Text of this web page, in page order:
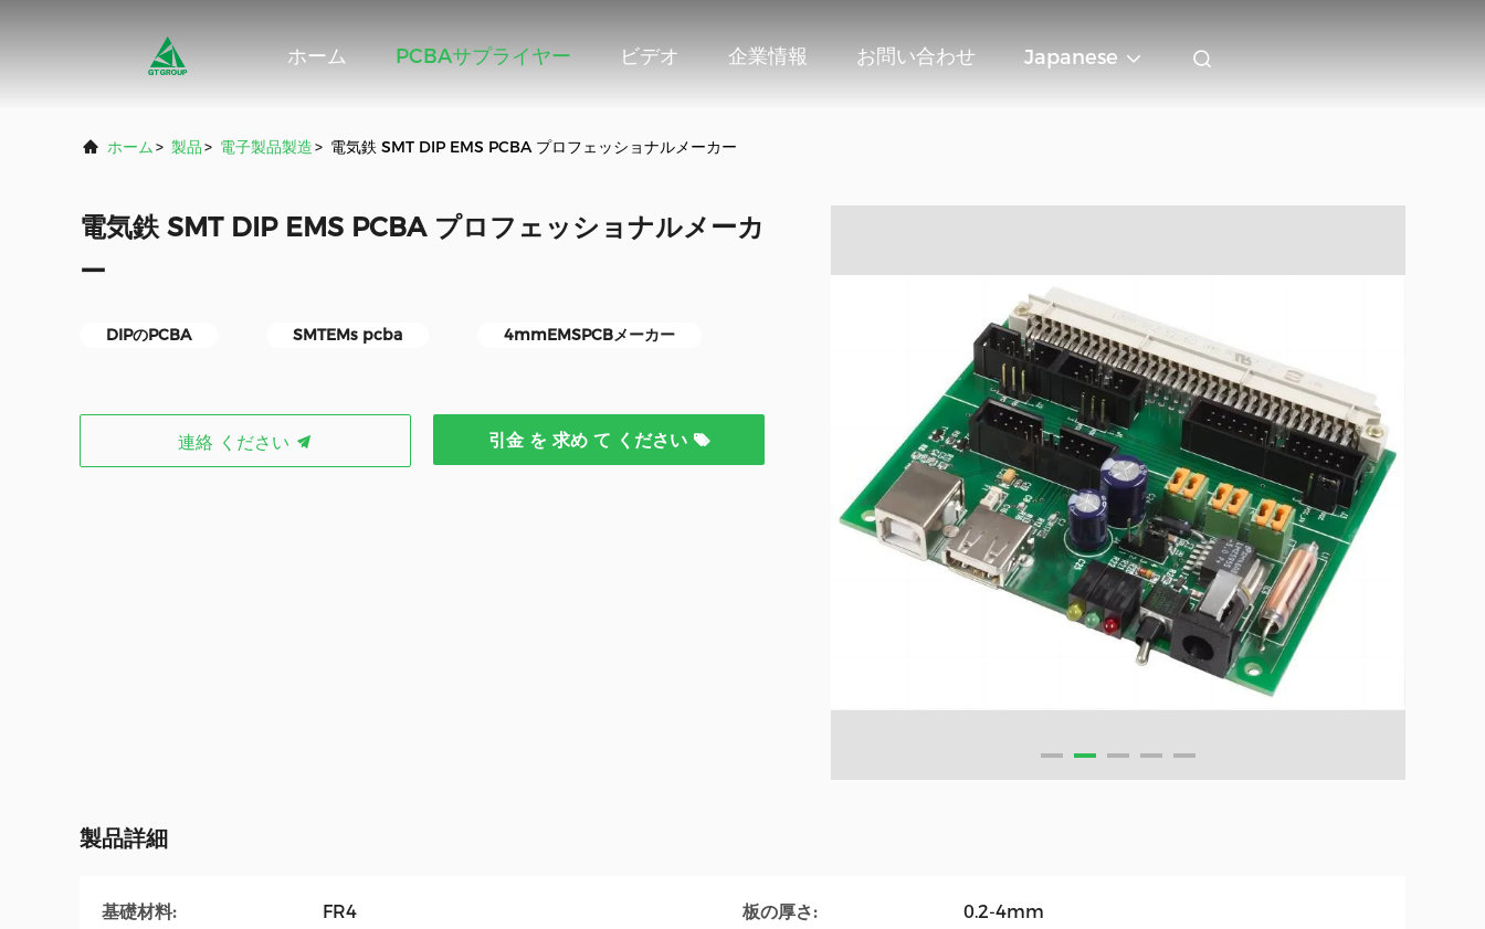
ホーム PCBAサプライヤー ビデオ 企業情報 お問い合わせ Japanese
ホーム> 製品> 電子製品製造> 電気鉄 SMT DIP EMS PCBA プロフェッショナルメーカー
電気鉄 SMT DIP EMS PCBA プロフェッショナルメーカ
ー
DIPのPCBA SMTEMs pcba 4mmEMSPCBメーカー
連絡 ください 引金 を 求め て ください
製品詳細
基礎材料: FR4 板の厚さ: 0.2-4mm